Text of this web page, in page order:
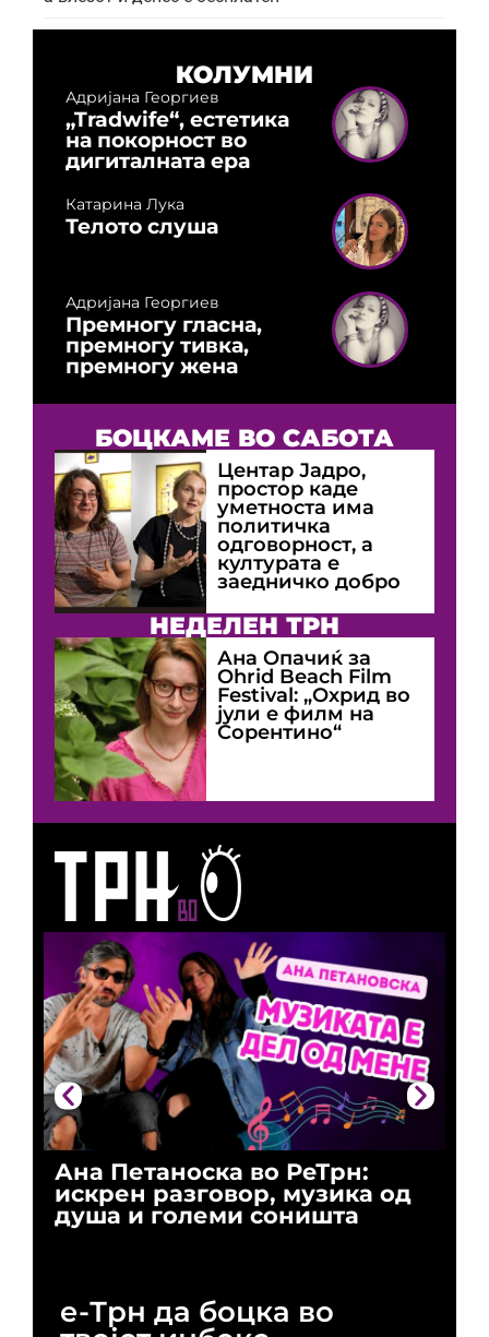
Ана Петаноска во РеТрн:
искрен разговор, музика од
душа и големи соништа
КОЛУМНИ
Адријана Георгиев
„Tradwife“, естетика
на покорност во
дигиталната ера
Катарина Лука
Телото слуша
Адријана Георгиев
Премногу гласна,
премногу тивка,
премногу жена
БОЦКАМЕ ВО САБОТА
Центар Јадро,
простор каде
уметноста има
политичка
одговорност, а
културата е
заедничко добро
НЕДЕЛЕН ТРН
Ана Опачиќ за
Оhrid Beach Film
Festival: „Охрид во
јули е филм на
Сорентино“
е-Трн да боцка во